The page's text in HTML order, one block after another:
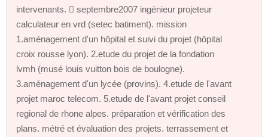
intervenants.  septembre2007 ingénieur projeteur
calculateur en vrd (setec batiment). mission
1.aménagement d'un hôpital et suivi du projet (hôpital
croix rousse lyon). 2.etude du projet de la fondation
lvmh (musé louis vuitton bois de boulogne).
3.aménagement d'un lycée (provins). 4.etude de l'avant
projet maroc telecom. 5.etude de l'avant projet conseil
regional de rhone alpes. préparation et vérification des
plans. métré et évaluation des projets. terrassement et